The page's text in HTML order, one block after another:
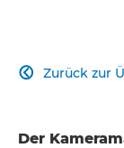
Zurück zur

Der